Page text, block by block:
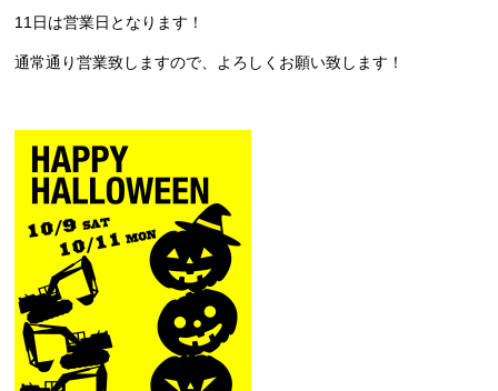
11日は営業日となります！
通常通り営業致しますので、よろしくお願い致します！